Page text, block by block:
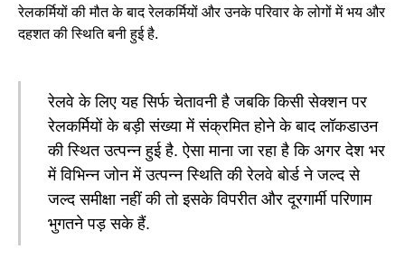
रेलकर्मियों की मौत के बाद रेलकर्मियों और उनके परिवार के लोगों में भय और
दहशत की स्थिति बनी हुई है.
रेलवे के लिए यह सिर्फ चेतावनी है जबकि किसी सेक्शन पर
रेलकर्मियों के बड़ी संख्या में संक्रमित होने के बाद लॉकडाउन
की स्थित उत्पन्न हुई है. ऐसा माना जा रहा है कि अगर देश भर
में विभिन्न जोन में उत्पन्न स्थिति की रेलवे बोर्ड ने जल्द से
जल्द समीक्षा नहीं की तो इसके विपरीत और दूरगार्मी परिणाम
भुगतने पड़ सके हैं.